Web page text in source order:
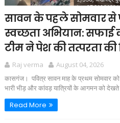
सावन के पहले सोमवार से
स्वच्छता अभियान: सफाई
टीम ने पेश की तत्परता
Raj verma
August 04, 2026
कासगंज। पवित्र सावन माह के प्रथम सोमवार
भारी भीड़ और कांवड़ यात्रियों के आगमन को देखते
Read More